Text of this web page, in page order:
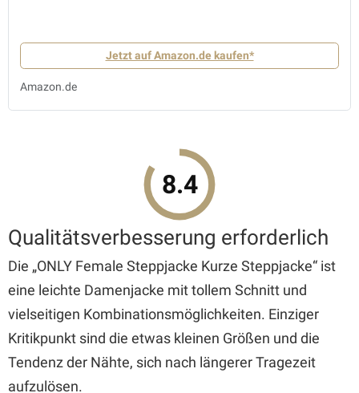
Jetzt auf Amazon.de kaufen*
Amazon.de
8.4
Qualitätsverbesserung erforderlich
Die „ONLY Female Steppjacke Kurze Steppjacke“ ist
eine leichte Damenjacke mit tollem Schnitt und
vielseitigen Kombinationsmöglichkeiten. Einziger
Kritikpunkt sind die etwas kleinen Größen und die
Tendenz der Nähte, sich nach längerer Tragezeit
aufzulösen.